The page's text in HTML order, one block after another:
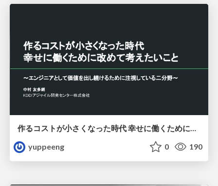
作るコストが小さくなった時代 幸せに働くために改めて考えたいこと 〜エンジニアとして価値を出し続けるために注視している二分野〜
yuppeeng
0 190